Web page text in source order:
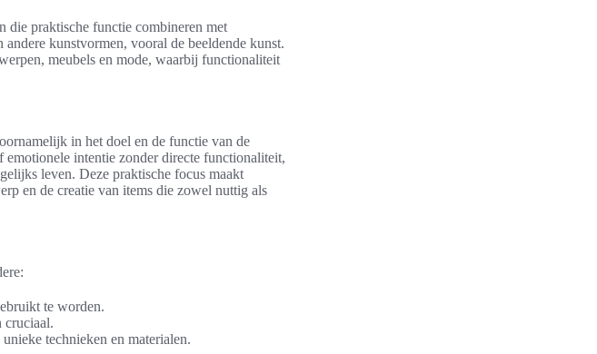
die praktische functie combineren met
kunstvormen, vooral de beeldende kunst.
meubels en mode, waarbij functionaliteit
in het doel en de functie van de
emotionele intentie zonder directe functionaliteit,
leven. Deze praktische focus maakt
en de creatie van items die zowel nuttig als
te worden.
cruciaal.
technieken en materialen.